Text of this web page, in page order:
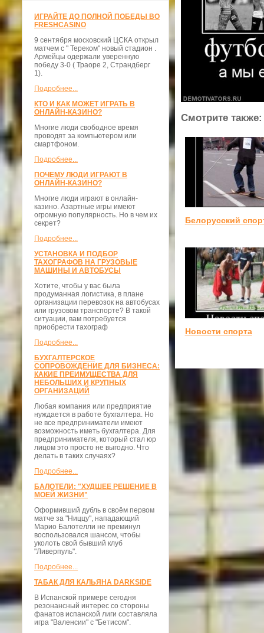
ИГРАЙТЕ ДО ПОЛНОЙ ПОБЕДЫ ВО
FRESHCASINO
9 сентября московский ЦСКА открыл
матчем с " Тереком" новый стадион .
Армейцы одержали уверенную
победу 3-0 ( Траоре 2, Страндберг
1).
Подробнее...
КТО И КАК МОЖЕТ ИГРАТЬ В
ОНЛАЙН-КАЗИНО?
Многие люди свободное время
проводят за компьютером или
смартфоном.
Подробнее...
ПОЧЕМУ ЛЮДИ ИГРАЮТ В
ОНЛАЙН-КАЗИНО?
Многие люди играют в онлайн-
казино. Азартные игры имеют
огромную популярность. Но в чем их
секрет?
Подробнее...
УСТАНОВКА И ПОДБОР
ТАХОГРАФОВ НА ГРУЗОВЫЕ
МАШИНЫ И АВТОБУСЫ
Хотите, чтобы у вас была
продуманная логистика, в плане
организации перевозок на автобусах
или грузовом транспорте? В такой
ситуации, вам потребуется
приобрести тахограф
Подробнее...
БУХГАЛТЕРСКОЕ
СОПРОВОЖДЕНИЕ ДЛЯ БИЗНЕСА:
КАКИЕ ПРЕИМУЩЕСТВА ДЛЯ
НЕБОЛЬШИХ И КРУПНЫХ
ОРГАНИЗАЦИЙ
Любая компания или предприятие
нуждается в работе бухгалтера. Но
не все предприниматели имеют
возможность иметь бухгалтера. Для
предпринимателя, который стал юр
лицом это просто не выгодно. Что
делать в таких случаях?
Подробнее...
БАЛОТЕЛИ: "ХУДШЕЕ РЕШЕНИЕ В
МОЕЙ ЖИЗНИ"
Оформивший дубль в своём первом
матче за "Ниццу", нападающий
Марио Балотелли не преминул
воспользовался шансом, чтобы
уколоть свой бывший клуб
"Ливерпуль".
Подробнее...
ТАБАК ДЛЯ КАЛЬЯНА DARKSIDE
В Испанской примере сегодня
резонансный интерес со стороны
фанатов испанской лиги составляла
игра "Валенсии" с "Бетисом".
Смотрите также:
Белорусский
Новости спорта